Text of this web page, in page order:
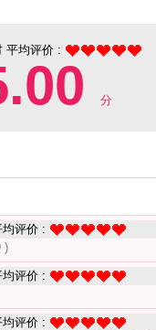
平均评价 :
分
评价 :
)
评价 :
评价 :